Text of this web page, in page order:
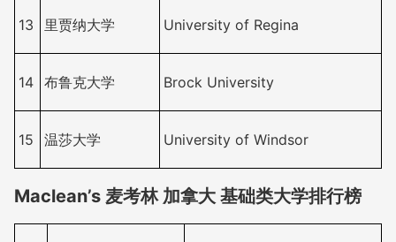
13 里贾纳大学 University of Regina
14 布鲁克大学 Brock University
15 温莎大学 University of Windsor
Maclean’s 麦考林 加拿大 基础类大学排行榜